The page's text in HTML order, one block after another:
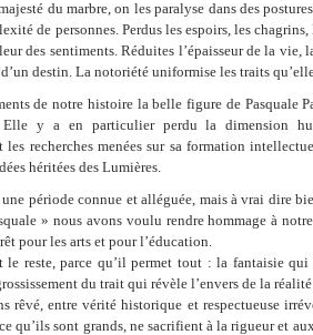
du marbre, on les paralyse dans des
de personnes. Perdus les espoirs, les
des sentiments. Réduites l’épaisseur de la vie,
destin. La notoriété uniformise les traits
de notre histoire la belle figure de Pasquale
Elle y a en particulier perdu la dimension
les recherches menées sur sa formation
héritées des Lumières.
une période connue et alléguée, mais à vrai dire
» nous avons voulu rendre hommage à
pour les arts et pour l’éducation.
le reste, parce qu’il permet tout : la fantaisie
du trait qui révèle l’envers de la
rêvé, entre vérité historique et respectueuse
qu’ils sont grands, ne sacrifient à la rigueur et